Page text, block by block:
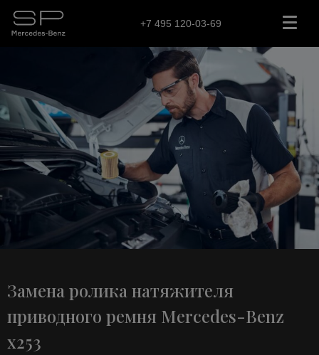
+7 495 120-03-69
Замена ролика натяжителя
приводного ремня Mercedes-Benz
x253